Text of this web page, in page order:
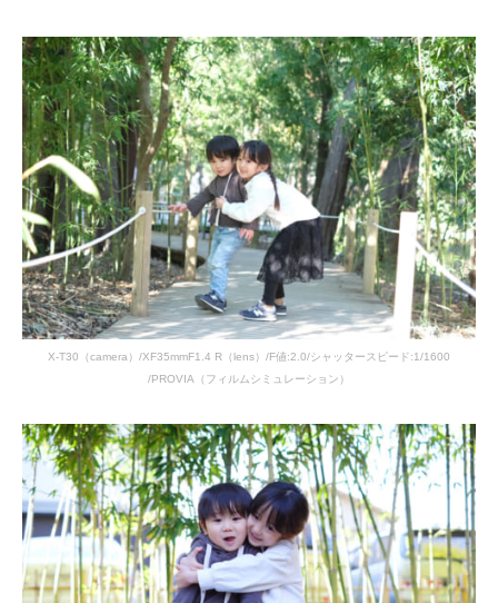
X-T30（camera）/XF35mmF1.4 R（lens）/F値:2.0/シャッタースピード:1/1600
/PROVIA（フィルムシミュレーション）